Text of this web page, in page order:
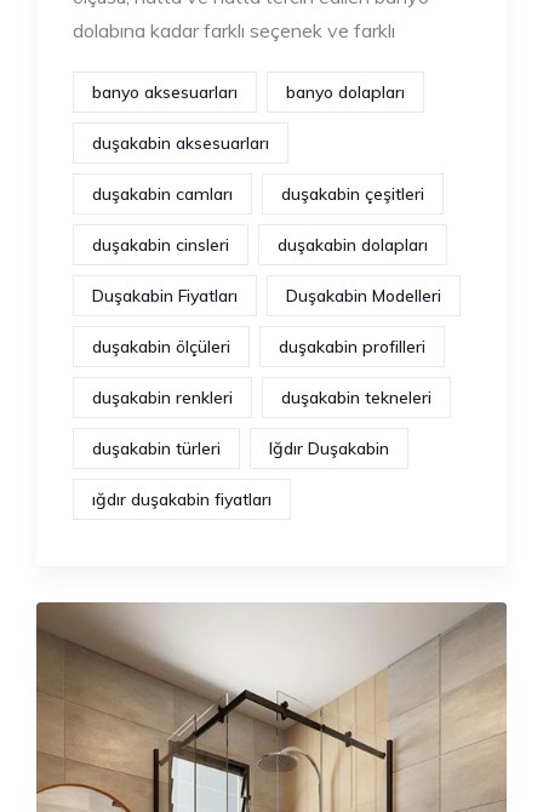
dolabına kadar farklı seçenek ve farklı
banyo aksesuarları banyo dolapları
duşakabin aksesuarları
duşakabin camları duşakabin çeşitleri
duşakabin cinsleri duşakabin dolapları
Duşakabin Fiyatları Duşakabin Modelleri
duşakabin ölçüleri duşakabin profilleri
duşakabin renkleri duşakabin tekneleri
duşakabin türleri Iğdır Duşakabin
ığdır duşakabin fiyatları